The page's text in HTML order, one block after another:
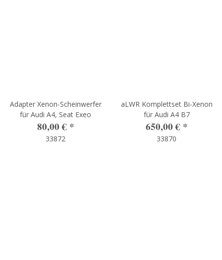
Adapter Xenon-Scheinwerfer
für Audi A4, Seat Exeo
80,00 € *
33872
aLWR Komplettset Bi-Xenon
für Audi A4 B7
650,00 € *
33870